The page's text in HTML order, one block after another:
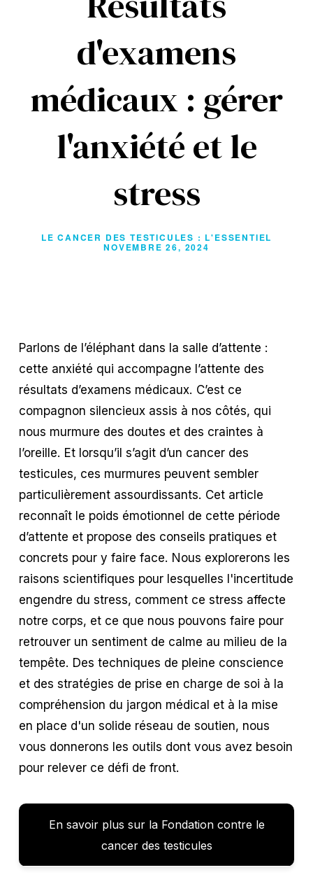
d'examens
médicaux : gérer
l'anxiété et le
stress
LE CANCER DES TESTICULES : L'ESSENTIEL
NOVEMBRE 26, 2024
Parlons de l’éléphant dans la salle d’attente :
cette anxiété qui accompagne l’attente des
résultats d’examens médicaux. C’est ce
compagnon silencieux assis à nos côtés, qui
nous murmure des doutes et des craintes à
l’oreille. Et lorsqu’il s’agit d’un cancer des
testicules, ces murmures peuvent sembler
particulièrement assourdissants. Cet article
reconnaît le poids émotionnel de cette période
d’attente et propose des conseils pratiques et
concrets pour y faire face. Nous explorerons les
raisons scientifiques pour lesquelles l'incertitude
engendre du stress, comment ce stress affecte
notre corps, et ce que nous pouvons faire pour
retrouver un sentiment de calme au milieu de la
tempête. Des techniques de pleine conscience
et des stratégies de prise en charge de soi à la
compréhension du jargon médical et à la mise
en place d'un solide réseau de soutien, nous
vous donnerons les outils dont vous avez besoin
pour relever ce défi de front.
En savoir plus sur la Fondation contre le
cancer des testicules